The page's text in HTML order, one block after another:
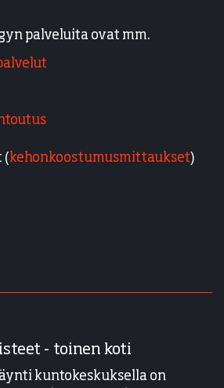
palveluita ovat mm.
(kehonkoostumusmittaukset)
- toinen koti
kuntokeskuksella on